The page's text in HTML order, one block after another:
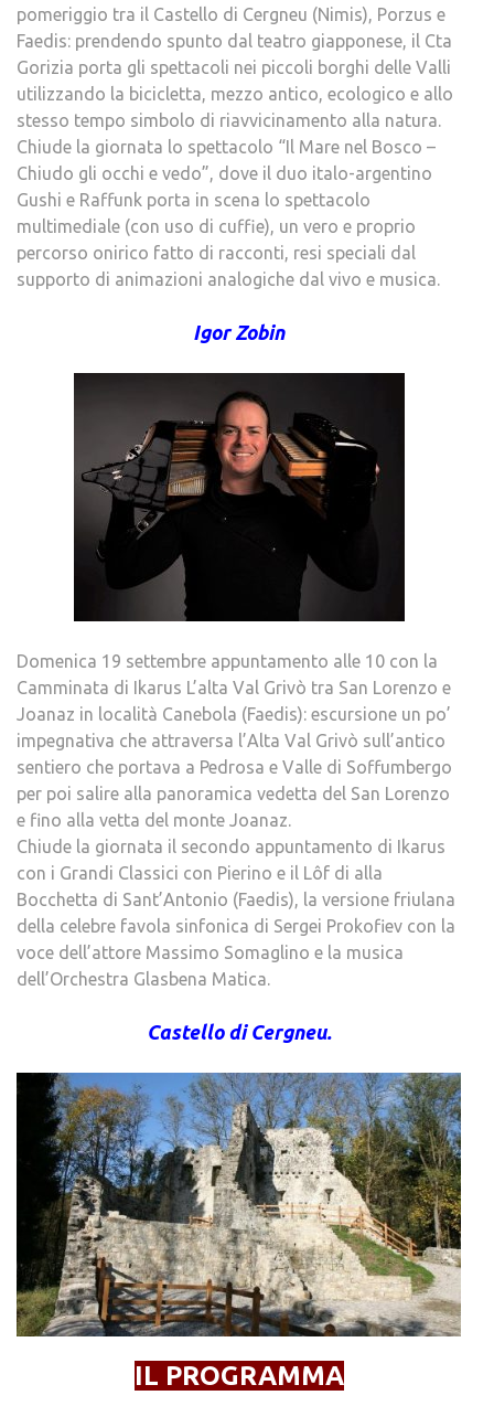
pomeriggio tra il Castello di Cergneu (Nimis), Porzus e
Faedis: prendendo spunto dal teatro giapponese, il Cta
Gorizia porta gli spettacoli nei piccoli borghi delle Valli
utilizzando la bicicletta, mezzo antico, ecologico e allo
stesso tempo simbolo di riavvicinamento alla natura.
Chiude la giornata lo spettacolo “Il Mare nel Bosco –
Chiudo gli occhi e vedo”, dove il duo italo-argentino
Gushi e Raffunk porta in scena lo spettacolo
multimediale (con uso di cuffie), un vero e proprio
percorso onirico fatto di racconti, resi speciali dal
supporto di animazioni analogiche dal vivo e musica.
Igor Zobin
Domenica 19 settembre appuntamento alle 10 con la
Camminata di Ikarus L’alta Val Grivò tra San Lorenzo e
Joanaz in località Canebola (Faedis): escursione un po’
impegnativa che attraversa l’Alta Val Grivò sull’antico
sentiero che portava a Pedrosa e Valle di Soffumbergo
per poi salire alla panoramica vedetta del San Lorenzo
e fino alla vetta del monte Joanaz.
Chiude la giornata il secondo appuntamento di Ikarus
con i Grandi Classici con Pierino e il Lôf di alla
Bocchetta di Sant’Antonio (Faedis), la versione friulana
della celebre favola sinfonica di Sergei Prokofiev con la
voce dell’attore Massimo Somaglino e la musica
dell’Orchestra Glasbena Matica.
Castello di Cergneu.
IL PROGRAMMA